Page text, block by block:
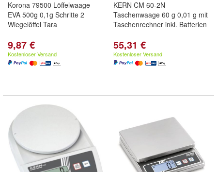
Korona 79500 Löffelwaage
EVA 500g 0,1g Schritte 2
Wiegelöffel Tara
9,87 €
Kostenloser Versand
KERN CM 60-2N
Taschenwaage 60 g 0,01 g mit
Taschenrechner inkl. Batterien
55,31 €
Kostenloser Versand